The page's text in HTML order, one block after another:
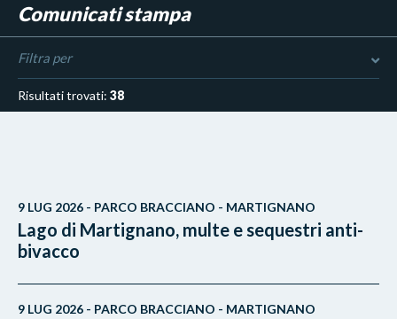
Comunicati stampa
Filtra per
Risultati trovati:38
9 LUG 2026 - PARCO BRACCIANO - MARTIGNANO
Lago di Martignano, multe e sequestri anti-
bivacco
9 LUG 2026 - PARCO BRACCIANO - MARTIGNANO